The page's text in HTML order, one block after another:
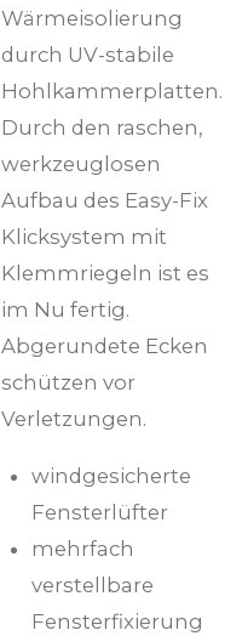
Wärmeisolierung
durch UV-stabile
Hohlkammerplatten.
Durch den raschen,
werkzeuglosen
Aufbau des Easy-Fix
Klicksystem mit
Klemmriegeln ist es
im Nu fertig.
Abgerundete Ecken
schützen vor
Verletzungen.
windgesicherte
Fensterlüfter
mehrfach
verstellbare
Fensterfixierung